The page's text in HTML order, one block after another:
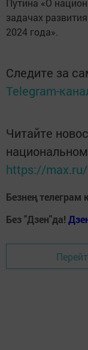
Путина «О
задачах
2024 года».
Следите за
Telegram-
Читайте
https://
Безнең
Без "Дзен"да! Д